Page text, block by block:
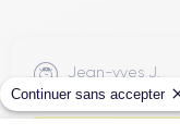
Continuer sans accepter
Jean-yves J.
26/07/26